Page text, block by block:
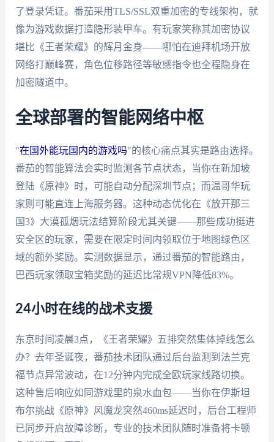
了登录凭证。番茄采用TLS/SSL双重加密的专线架构，就
像为游戏数据打造隐形装甲车。有玩家笑称其加密协议
堪比《王者荣耀》的辉月金身——哪怕在迪拜机场开放
网络打巅峰赛，角色位移路径等敏感指令也全程隐身在
加密隧道中。
全球部署的智能网络中枢
"在国外能玩国内的游戏吗"的核心痛点其实是路由选择。
番茄的智能算法会实时监测各节点状态，当你在新加坡
登陆《原神》时，可能自动分配深圳节点；而温哥华玩
家则可能直连上海服务器。这种动态优化在《放开那三
国3》大漠孤烟玩法结算阶段尤其关键——那些成功挺进
安全区的玩家，需要在限定时间内领取位于地图绿色区
域的额外奖励。实测数据显示，通过番茄的智能路由，
巴西玩家领取宝箱奖励的延迟比常规VPN降低83%。
24小时在线的战术支援
东京时间凌晨3点，《王者荣耀》五排突然集体掉线怎么
办？去年圣诞夜，番茄技术团队通过后台监测到法兰克
福节点异常波动，在12分钟内完成全欧玩家线路切换。
这种售后响应如同游戏里的泉水血包——当你在伊斯坦
布尔挑战《原神》风魔龙突然460ms延迟时，后台工程师
已同步开启故障诊断，专业的技术团队随时准备将卡顿